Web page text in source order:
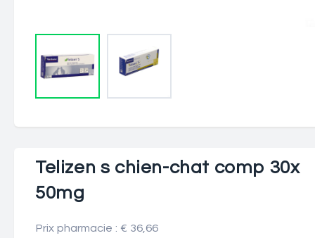
Telizen s chien-chat comp 30x
50mg
Prix pharmacie : € 36,66